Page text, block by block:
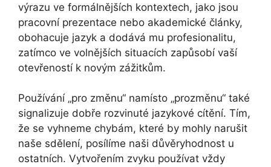
výrazu ve formálnějších kontextech, jako jsou
pracovní prezentace nebo akademické články,
obohacuje jazyk a dodává mu profesionalitu,
zatímco ve volnějších situacích zapůsobí vaší
otevřeností k novým zážitkům.
Používání „pro změnu“ namísto „prozměnu“ také
signalizuje dobře rozvinuté jazykové cítění. Tím,
že se vyhneme chybám, které by mohly narušit
naše sdělení, posílíme naši důvěryhodnost u
ostatních. Vytvořením zvyku používat vždy